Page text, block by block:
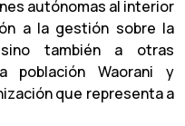
autónomas al interior
a la gestión sobre la
también a otras
población Waorani y
que representa a